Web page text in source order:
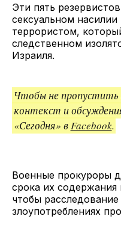
Эти пять
сексуальном
террористом,
следственном
Израиля.
Чтобы не пропустить
контекст и
«Сегодня» вFacebook.
Военные прокуроры
срока их содержания
чтобы
злоупотреблениях